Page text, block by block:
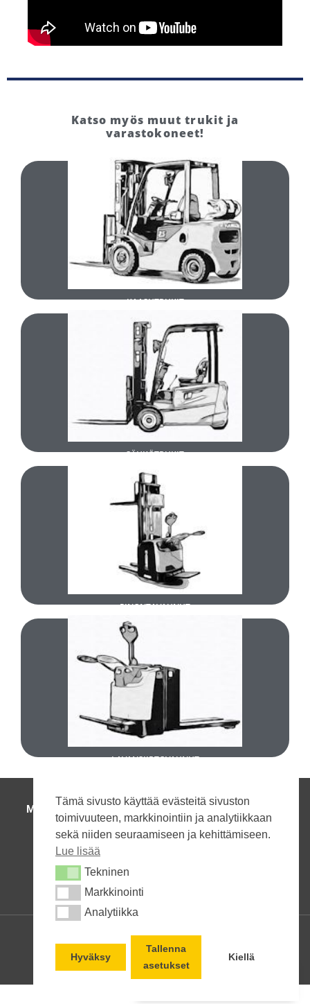
Tämä sivusto käyttää evästeitä sivuston
toimivuuteen, markkinointiin ja analytiikkaan
sekä niiden seuraamiseen ja kehittämiseen.
Lue lisää
TekninenTekninen
Markkinointi
Markkinointi
AnalytiikkaAnalytiikka
Hyväksy
Tallenna
asetukset
Kiellä
Katso myös muut trukit ja
varastokoneet!
KAASUTRUKIT
UUDET KAASUTRUKIT
TUTUSTU
SÄHKÖTRUKIT
UUDET SÄHKÖTRUKIT
TUTUSTU
PINONTAVAUNUT
UUDET PINONTAVAUNUT
TUTUSTU
LAVANSIIRTOVAUNUT
UUDET LAVANSIIRTOVAUNUT
TUTUSTU
MAANRAKENNUSKONEET | HENKILÖNOSTIMET
TRUKIT JA VARASTOKONEET|
HUOLTO JA VARAOSAT|YHTEYSTIEDOT
Soita:+358 50 590 8899
Sivuston rakensi Boaz Marketing Oy
Lähetä Spostia
Lähetä WhatsApp viesti